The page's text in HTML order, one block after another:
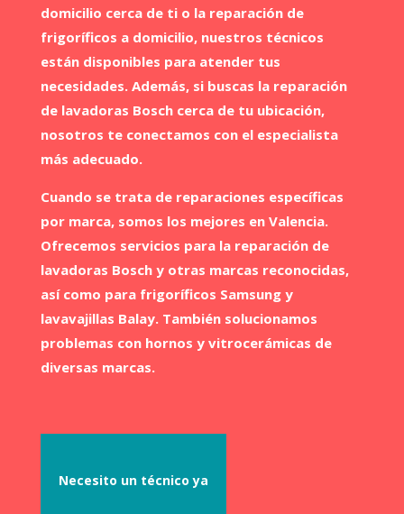
domicilio cerca de ti o la reparación de
frigoríficos a domicilio, nuestros técnicos
están disponibles para atender tus
necesidades. Además, si buscas la reparación
de lavadoras Bosch cerca de tu ubicación,
nosotros te conectamos con el especialista
más adecuado.
Cuando se trata de reparaciones específicas
por marca, somos los mejores en Valencia.
Ofrecemos servicios para la reparación de
lavadoras Bosch y otras marcas reconocidas,
así como para frigoríficos Samsung y
lavavajillas Balay. También solucionamos
problemas con hornos y vitrocerámicas de
diversas marcas.
Necesito un técnico ya